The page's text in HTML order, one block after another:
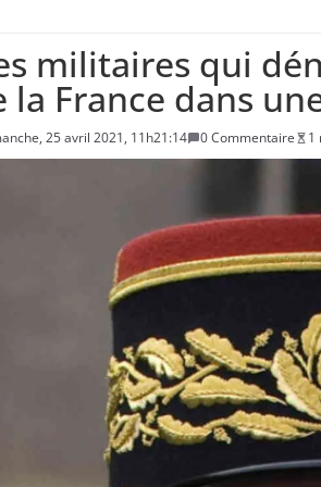
Le maire de
L’épidémie
militaires qui
la France dans
25 avril 2021, 11h21:14 0 Commentaire 1